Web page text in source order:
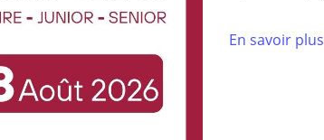
En savoir plus